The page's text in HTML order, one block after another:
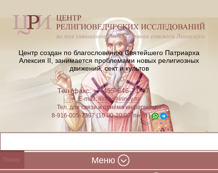
Центр создан по благословению Святейшего Патриарха
Алексия II, занимается проблемами новых религиозных
движений, сект и культов
Тел./факс: +7-495-646-71-47
E-mail:iriney@iriney.ru
Тел. для связи и приёма информации
8-916-005-7397 (10:00-20:00, пн-пт)
Меню